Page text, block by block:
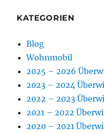
KATEGORIEN
Blog
Wohnmobil
2025 – 2026
2023 – 2024
2022 – 2023
2021 – 2022
2020 – 2021